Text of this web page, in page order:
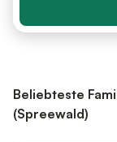
Beliebteste
(Spreewald)